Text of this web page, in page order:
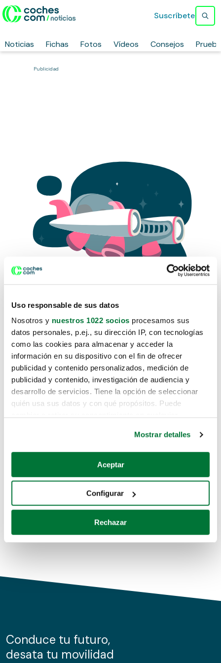
Uso responsable de sus datos
Nosotros y nuestros 1022 socios procesamos sus
datos personales, p.ej., su dirección IP, con tecnologías
como las cookies para almacenar y acceder la
información en su dispositivo con el fin de ofrecer
publicidad y contenido personalizados, medición de
publicidad y contenido, investigación de audiencia y
desarrollo de servicios. Tiene la opción de seleccionar
quién usa sus datos y con qué propósitos. Puede
Si lo permite, también quisiéramos:
Recopilar información sobre su ubicación geográfica
Identificar su dispositivo analizándolo activamente
para buscar características específicas (huellas
Obtenga más información sobre cómo se procesan sus
de cookies.
información sobre el uso que haga del sitio web con
nuestros partners de redes sociales, publicidad y análisis
Mostrar detalles
Aceptar
Configurar
Rechazar
Noticias Fichas Fotos Vídeos Consejos
Suscríbete
Publicidad
Lo sentimos, no sabemos como
te hemos traido hasta aquí.
Pero puedes encontrar el coche que estás
buscando en alguno de estos enlaces:
Coches de segunda mano
Coches de km0
Conduce tu futuro,
desata tu movilidad